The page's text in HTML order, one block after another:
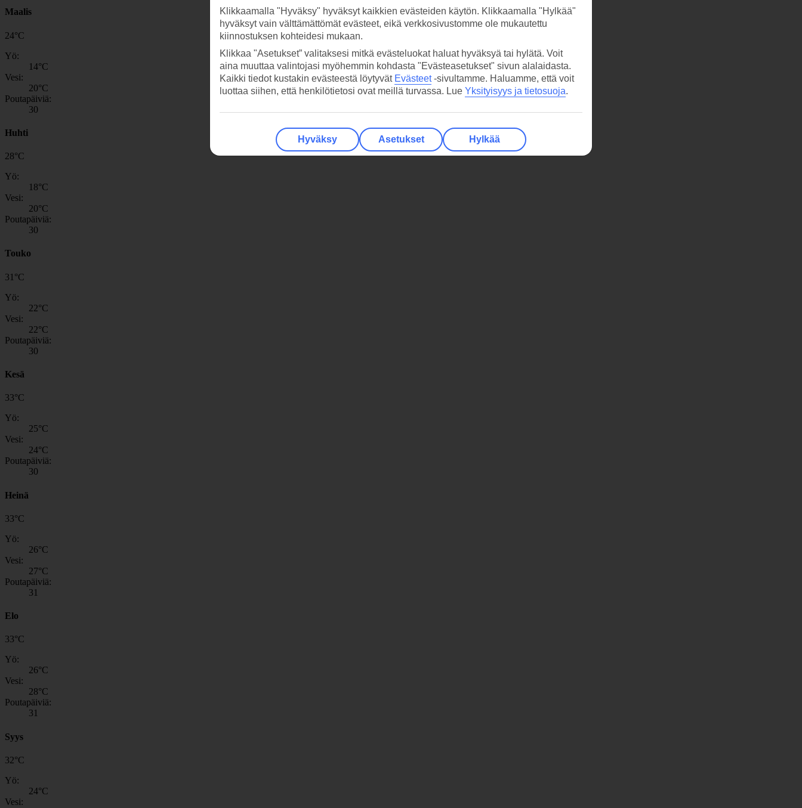
Maalis
24°C
Yö:
14°C
Vesi:
20°C
Poutapäiviä:
30
Huhti
28°C
Yö:
18°C
Vesi:
20°C
Poutapäiviä:
30
Touko
31 °C
Yö:
22°C
Vesi:
22°C
Poutapäiviä:
30
Kesä
33°C
Yö:
25°C
Vesi:
24°C
Poutapäiviä:
30
Heinä
33°C
Yö:
26°C
Vesi:
27°C
Poutapäiviä:
31
Elo
33°C
Yö:
26°C
Vesi:
28°C
Poutapäiviä:
31
Syys
32°C
Yö:
24°C
Vesi:
Klikkaamalla "Hyväksy" hyväksyt kaikkien evästeiden käytön. Klikkaamalla "Hylkää"
hyväksyt vain välttämättömät evästeet, eikä verkkosivustomme ole mukautettu
kiinnostuksen kohteidesi mukaan.
Klikkaa "Asetukset” valitaksesi mitkä evästeluokat haluat hyväksyä tai hylätä. Voit
aina muuttaa valintojasi myöhemmin kohdasta "Evästeasetukset" sivun alalaidasta.
Kaikki tiedot kustakin evästeestä löytyvät Evästeet-sivultamme. Haluamme, että voit
luottaa siihen, että henkilötietosi ovat meillä turvassa. Lue Yksityisyys ja tietosuoja.
Hyväksy Asetukset Hylkää